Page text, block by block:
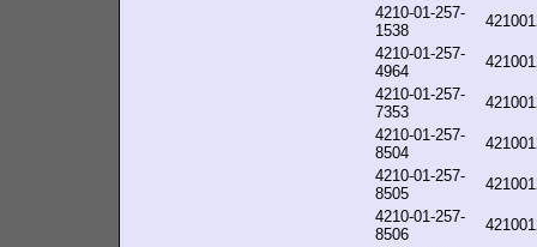
4210-01-257-
1538
4210-01-257-
4964
4210-01-257-
7353
4210-01-257-
8504
4210-01-257-
8505
4210-01-257-
8506